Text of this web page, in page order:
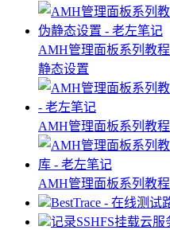
AMH管理面板系列教
静态设置
AMH管理面板系列教
AMH管理面板系列教
BestTrace - 在线测
记录SSHFS挂载云